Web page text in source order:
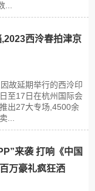
西泠春拍津京
故延期举行的西泠印
至17日在杭州国际会
出27大专场,4500余
...
来袭 打响《中国
万豪礼疯狂洒